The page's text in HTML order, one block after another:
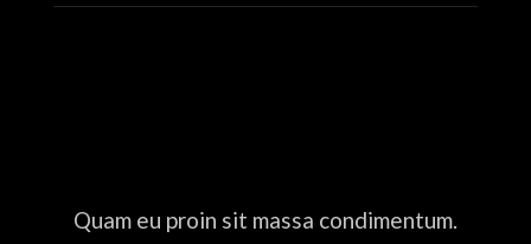
Quam eu proin sit massa condimentum.